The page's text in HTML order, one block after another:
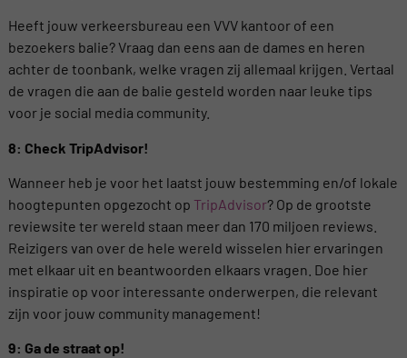
Heeft jouw verkeersbureau een VVV kantoor of een
bezoekers balie? Vraag dan eens aan de dames en heren
achter de toonbank, welke vragen zij allemaal krijgen. Vertaal
de vragen die aan de balie gesteld worden naar leuke tips
voor je social media community.
8: Check TripAdvisor!
Wanneer heb je voor het laatst jouw bestemming en/of lokale
hoogtepunten opgezocht op TripAdvisor? Op de grootste
reviewsite ter wereld staan meer dan 170 miljoen reviews.
Reizigers van over de hele wereld wisselen hier ervaringen
met elkaar uit en beantwoorden elkaars vragen. Doe hier
inspiratie op voor interessante onderwerpen, die relevant
zijn voor jouw community management!
9: Ga de straat op!